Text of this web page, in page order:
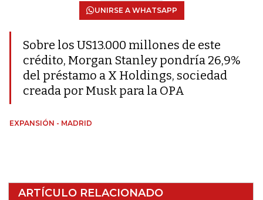
UNIRSE A WHATSAPP
Sobre los US13.000 millones de este
crédito, Morgan Stanley pondría 26,9%
del préstamo a X Holdings, sociedad
creada por Musk para la OPA
EXPANSIÓN - MADRID
ARTÍCULO RELACIONADO